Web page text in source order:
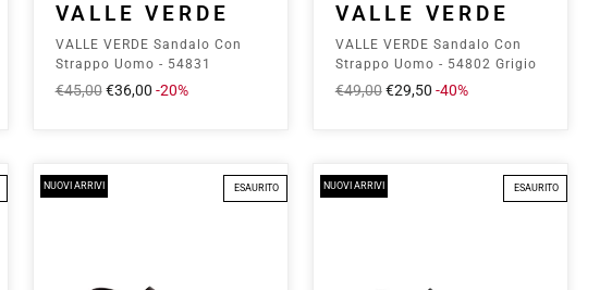
VALLE VERDE
VALLE VERDE Sandalo Con
Strappo Uomo - 54831
Marrone
Prezzo
€45,00 Prezzo
€36,00 -20%
VALLE VERDE
VALLE VERDE Sandalo Con
Strappo Uomo - 54802 Grigio
Prezzo
€49,00 Prezzo
€29,50 -40%
NUOVI ARRIVI ESAURITO NUOVI ARRIVI ESAURITO